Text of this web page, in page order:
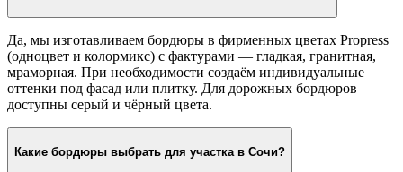
Да, мы изготавливаем бордюры в фирменных цветах Propress
(одноцвет и колормикс) с фактурами — гладкая, гранитная,
мраморная. При необходимости создаём индивидуальные
оттенки под фасад или плитку. Для дорожных бордюров
доступны серый и чёрный цвета.
Какие бордюры выбрать для участка в Сочи?